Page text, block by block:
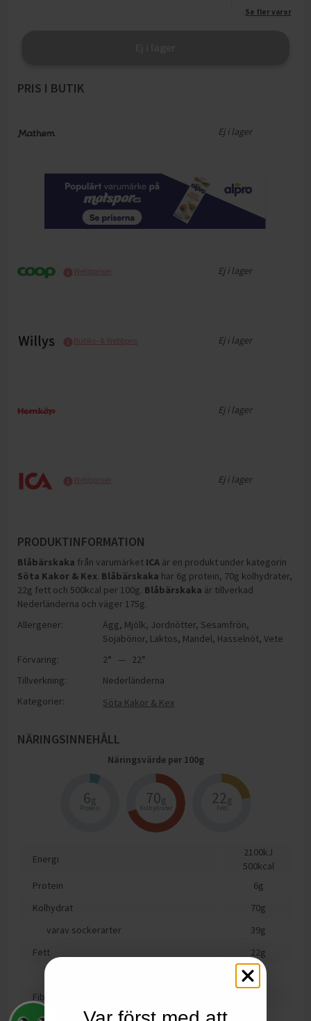
Se fler varor
PRIS I BUTIK
Ej i lager
Webbpriser Ej i lager
Butiks- & Webbpris Ej i lager
Ej i lager
Webbpriser Ej i lager
PRODUKTINFORMATION
Blåbärskaka från varumärket ICA är en produkt under kategorin
Söta Kakor & Kex. Blåbärskaka har 6g protein, 70g kolhydrater,
22g fett och 500kcal per 100g. Blåbärskaka är tillverkad
Nederländerna och väger 175g.
Allergener:
Ägg, Mjölk, Jordnötter, Sesamfrön,
Sojabönor, Laktos, Mandel, Hasselnöt,Vete
Förvaring:
2° — 22°
Tillverkning:
Nederländerna
Kategorier:
Söta Kakor & Kex
NÄRINGSINNEHÅLL
Näringsvärde per 100g
6g
Protein
70g
Kolhydrater
22g
Fett
Energi
2100kJ
500kcal
Protein
6g
Kolhydrat
70g
varav sockerarter
39g
Fett
22g
13
Fiber